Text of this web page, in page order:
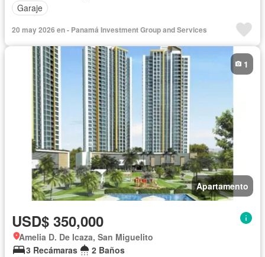
Garaje
20 may 2026 en - Panamá Investment Group and Services
Apartamento
1
USD$ 350,000
Amelia D. De Icaza, San Miguelito
3 Recámaras
2 Baños